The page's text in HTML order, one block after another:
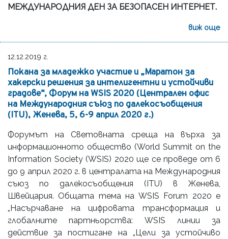
МЕЖДУНАРОДНИЯ ДЕН ЗА БЕЗОПАСЕН ИНТЕРНЕТ.
виж още
12.12.2019 г.
Покана за младежко участие и „Маратон за
хакерски решения за интелигентни и устойчиви
градове“, Форум на WSIS 2020 (Централен офис
на Международния съюз по далекосъобщения
(ITU), Женева, 5, 6-9 април 2020 г.)
Форумът на Световната среща на върха за
информационното общество (World Summit on the
Information Society (WSIS) 2020 ще се проведе от 6
до 9 април 2020 г. в централата на Международния
съюз по далекосъобщения (ITU) в Женева,
Швейцария. Общата тема на WSIS Forum 2020 е
„Насърчаване на цифровата трансформация и
глобалните партньорства: WSIS линии за
действие за постигане на „Цели за устойчиво